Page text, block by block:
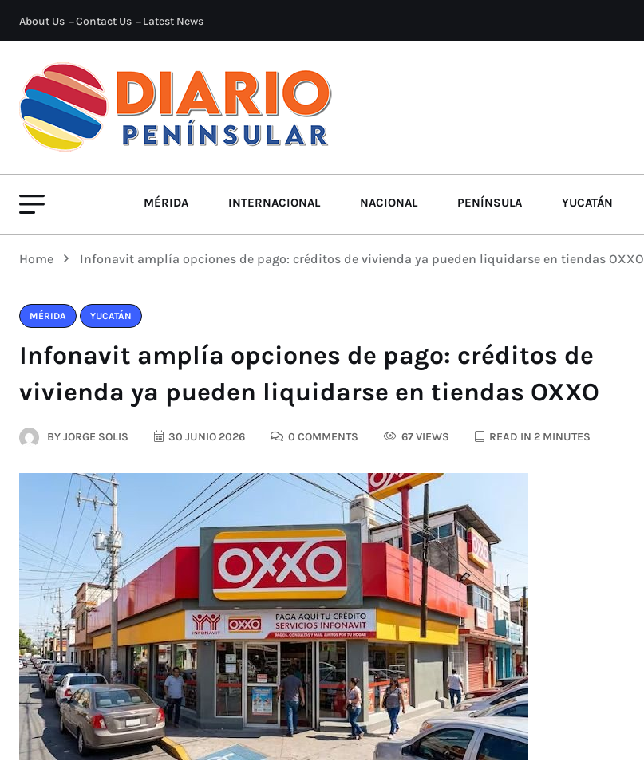
About Us Contact Us Latest News
MÉRIDA INTERNACIONAL NACIONAL PENÍNSULA YUCATÁN
Home Infonavit amplía opciones de pago: créditos de vivienda ya pueden liquidarse en tiendas OXXO
MÉRIDA YUCATÁN
Infonavit amplía opciones de pago: créditos de
vivienda ya pueden liquidarse en tiendas OXXO
BYJORGE SOLIS 30 JUNIO 2026 0 COMMENTS 67 VIEWS READ IN 2 MINUTES